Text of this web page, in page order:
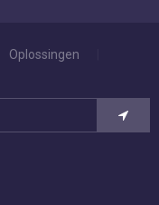
vlinderklep
Oplossingen